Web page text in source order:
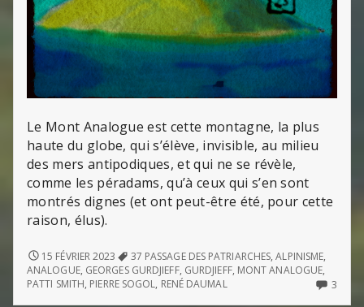
Le Mont Analogue est cette montagne, la plus
haute du globe, qui s’élève, invisible, au milieu
des mers antipodiques, et qui ne se révèle,
comme les péradams, qu’à ceux qui s’en sont
montrés dignes (et ont peut-être été, pour cette
raison, élus).
LE
MONT
ANALOGUE
15 FÉVRIER 2023 37 PASSAGE DES PATRIARCHES,ALPINISME,
ANALOGUE, GEORGES GURDJIEFF, GURDJIEFF, MONT ANALOGUE,
PATTI SMITH, PIERRE SOGOL, RENÉ DAUMAL 3